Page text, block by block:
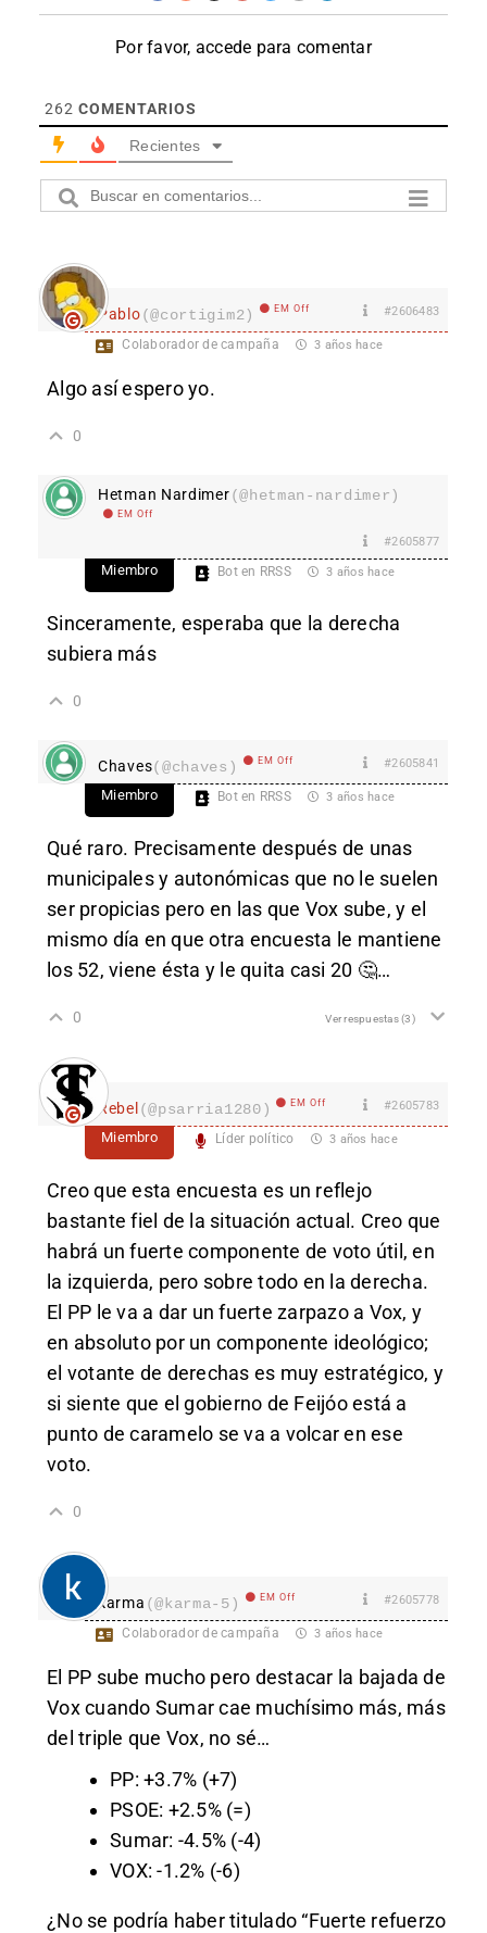
Por favor, accede para comentar
262 COMENTARIOS
Recientes
Pablo(@cortigim2) EM Off #2606483
Colaborador de campaña 3 años hace
Algo así espero yo.
0
Hetman Nardimer(@hetman-nardimer)
EM Off
#2605877
Miembro Bot en RRSS 3 años hace
Sinceramente, esperaba que la derecha
subiera más
0
Chaves(@chaves) EM Off #2605841
Miembro Bot en RRSS 3 años hace
Qué raro. Precisamente después de unas
municipales y autonómicas que no le suelen
ser propicias pero en las que Vox sube, y el
mismo día en que otra encuesta le mantiene
los 52, viene ésta y le quita casi 20 🤔…
0 Ver respuestas(3)
Rebel(@psarria1280) EM Off #2605783
Miembro Líder político 3 años hace
Creo que esta encuesta es un reflejo
bastante fiel de la situación actual. Creo que
habrá un fuerte componente de voto útil, en
la izquierda, pero sobre todo en la derecha.
El PP le va a dar un fuerte zarpazo a Vox, y
en absoluto por un componente ideológico;
el votante de derechas es muy estratégico, y
si siente que el gobierno de Feijóo está a
punto de caramelo se va a volcar en ese
voto.
0
karma (@karma-5) EM Off #2605778
Colaborador de campaña 3 años hace
El PP sube mucho pero destacar la bajada de
Vox cuando Sumar cae muchísimo más, más
del triple que Vox, no sé…
PP: +3.7% (+7)
PSOE: +2.5% (=)
Sumar: -4.5% (-4)
VOX: -1.2% (-6)
¿No se podría haber titulado “Fuerte refuerzo